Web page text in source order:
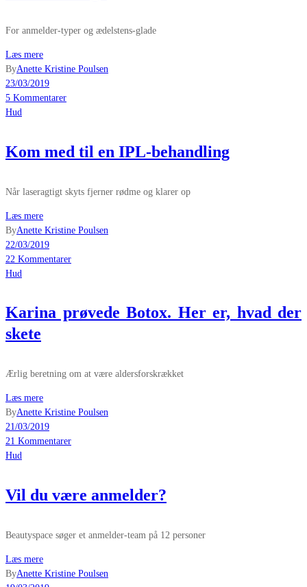
For anmelder-typer og ædelstens-glade
Læs mere
ByAnette Kristine Poulsen
23/03/2019
5 Kommentarer
Hud
Kom med til en IPL-behandling
Når laseragtigt skyts fjerner rødme og klarer op
Læs mere
ByAnette Kristine Poulsen
22/03/2019
22 Kommentarer
Hud
Karina prøvede Botox. Her er, hvad der
skete
Ærlig beretning om at være aldersforskrækket
Læs mere
ByAnette Kristine Poulsen
21/03/2019
21 Kommentarer
Hud
Vil du være anmelder?
Beautyspace søger et anmelder-team på 12 personer
Læs mere
ByAnette Kristine Poulsen